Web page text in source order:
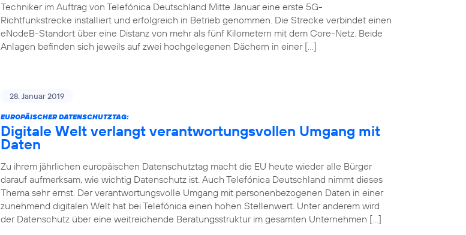
Techniker im Auftrag von Telefónica Deutschland Mitte Januar eine erste 5G-
Richtfunkstrecke installiert und erfolgreich in Betrieb genommen. Die Strecke verbindet einen
eNodeB-Standort über eine Distanz von mehr als fünf Kilometern mit dem Core-Netz. Beide
Anlagen befinden sich jeweils auf zwei hochgelegenen Dächern in einer […]
28. Januar 2019
EUROPÄISCHER DATENSCHUTZTAG:
Digitale Welt verlangt verantwortungsvollen Umgang mit
Daten
Zu ihrem jährlichen europäischen Datenschutztag macht die EU heute wieder alle Bürger
darauf aufmerksam, wie wichtig Datenschutz ist. Auch Telefónica Deutschland nimmt dieses
Thema sehr ernst. Der verantwortungsvolle Umgang mit personenbezogenen Daten in einer
zunehmend digitalen Welt hat bei Telefónica einen hohen Stellenwert. Unter anderem wird
der Datenschutz über eine weitreichende Beratungsstruktur im gesamten Unternehmen […]